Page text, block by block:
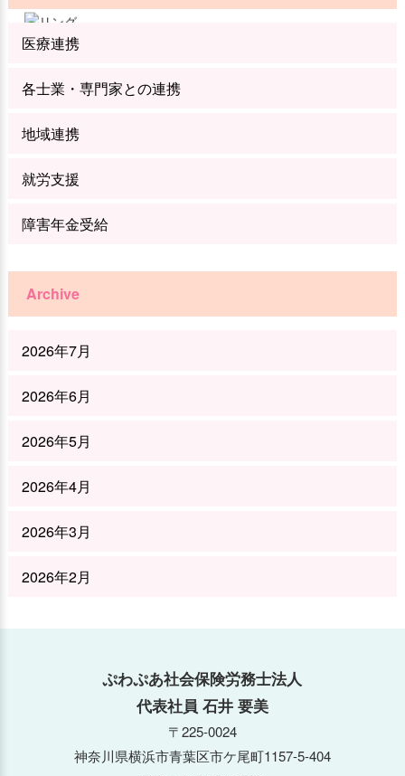
医療連携
各士業・専門家との連携
地域連携
就労支援
障害年金受給
Archive
2026年7月
2026年6月
2026年5月
2026年4月
2026年3月
2026年2月
2025年10月
ぷわぷあ社会保険労務士法人
代表社員 石井 要美
〒225-0024
神奈川県横浜市青葉区市ケ尾町1157-5-404